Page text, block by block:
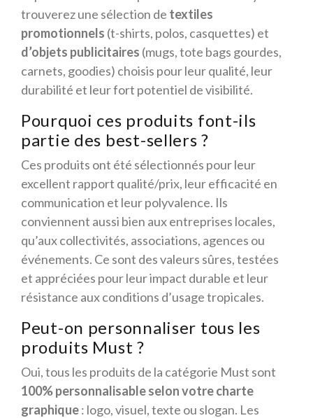
trouverez une sélection de textiles
promotionnels (t-shirts, polos, casquettes) et
d’objets publicitaires (mugs, tote bags gourdes,
carnets, goodies) choisis pour leur qualité, leur
durabilité et leur fort potentiel de visibilité.
Pourquoi ces produits font-ils
partie des best-sellers ?
Ces produits ont été sélectionnés pour leur
excellent rapport qualité/prix, leur efficacité en
communication et leur polyvalence. Ils
conviennent aussi bien aux entreprises locales,
qu’aux collectivités, associations, agences ou
événements. Ce sont des valeurs sûres, testées
et appréciées pour leur impact durable et leur
résistance aux conditions d’usage tropicales.
Peut-on personnaliser tous les
produits Must ?
Oui, tous les produits de la catégorie Must sont
100% personnalisable selon votre charte
graphique: logo, visuel, texte ou slogan. Les